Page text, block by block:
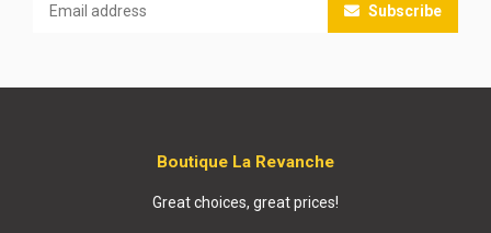
Subscribe
Boutique La Revanche
Great choices, great prices!